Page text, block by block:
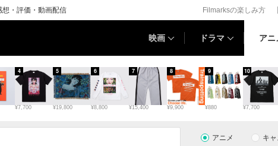
・評価・動画配信 Filmarksの楽しみ方
映画 ドラマ アニ
¥7,700
4
¥19,800
5
¥8,800
6
¥15,400
7
¥9,900
8
¥880
9
¥7,700
10
アニメ キャ